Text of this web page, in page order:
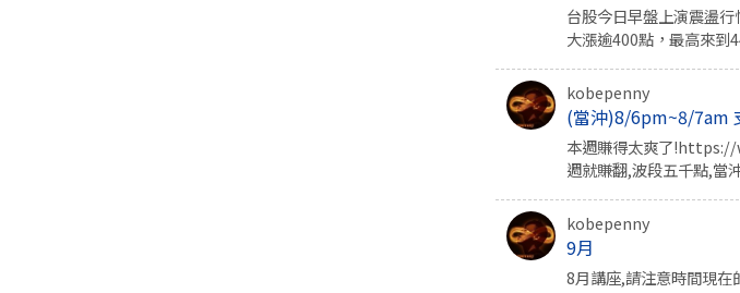
台股今日早盤上演震盪
大漲逾400點，最高來到
kobepenny
(當沖)8/6pm~8/7am
本週賺得太爽了
週就賺翻,波段五千點,當
kobepenny
9月
8月講座,請注意時間現在